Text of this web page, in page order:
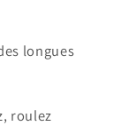
longues
roulez